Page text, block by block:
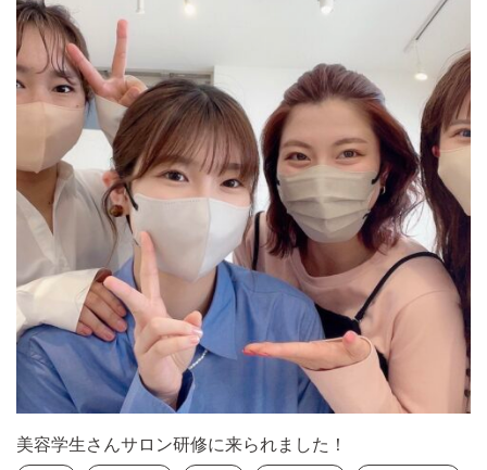
美容学生さんサロン研修に来られました！